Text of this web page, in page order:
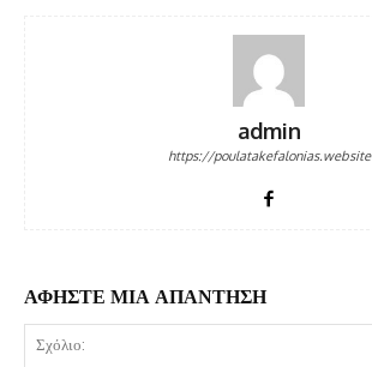
admin
https://poulatakefalonias.website
ΑΦΗΣΤΕ ΜΙΑ ΑΠΑΝΤΗΣΗ